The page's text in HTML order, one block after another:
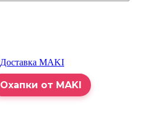
Охапки от MAKI